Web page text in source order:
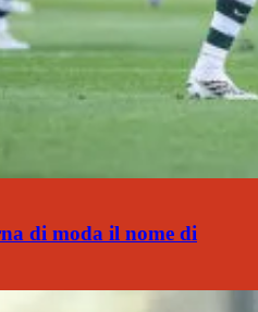
di moda il nome di